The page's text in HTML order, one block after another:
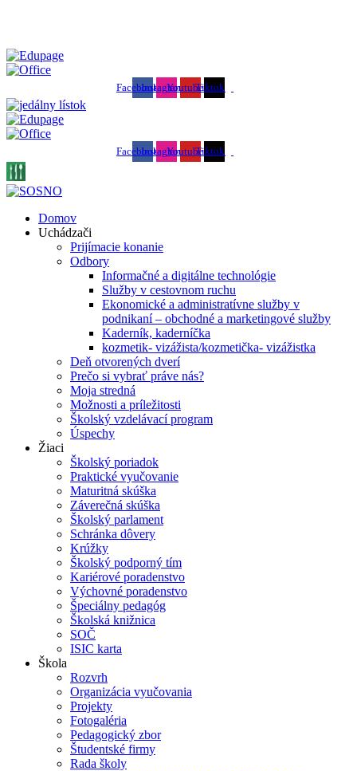
FacebookInstagramYoutubeTiktok
FacebookInstagramYoutubeTiktok
Domov
Uchádzači
Prijímacie konanie
Odbory
Informačné a digitálne technológie
Služby v cestovnom ruchu
Ekonomické a administratívne služby v
podnikaní – obchodné a marketingové služby
Kaderník, kaderníčka
kozmetik- vizážista/kozmetička- vizážistka
Deň otvorených dverí
Prečo si vybrať práve nás?
Moja stredná
Možnosti a príležitosti
Školský vzdelávací program
Úspechy
Žiaci
Školský poriadok
Praktické vyučovanie
Maturitná skúška
Záverečná skúška
Školský parlament
Schránka dôvery
Krúžky
Školský podporný tím
Kariérové poradenstvo
Výchovné poradenstvo
Špeciálny pedagóg
Školská knižnica
SOČ
ISIC karta
Škola
Rozvrh
Organizácia vyučovania
Projekty
Fotogaléria
Pedagogický zbor
Študentské firmy
Rada školy